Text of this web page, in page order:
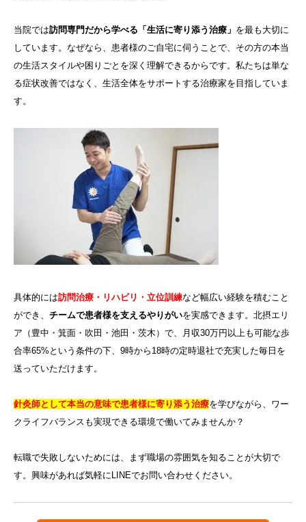
当院では訪問専門だから学べる「生活に寄り添う治療」 を最も大切に
しています。なぜなら、患者様のご自宅に伺うことで、その方の本当
の生活スタイルや困りごとを深く理解できるからです。私たちは単な
る症状改善ではなく、生活全体をサポートする治療家を目指していま
す。
具体的には訪問治療・リハビリ・立位訓練など幅広い経験を積むこと
ができ、 チームで患者様を支えるやりがいを実感できます。北摂エリ
ア（豊中・箕面・吹田・池田・茨木）で、月収30万円以上も可能な歩
合率65%という条件の下、9時から18時の定時退社で充実した毎日を
送っていただけます。
針灸師として本当の意味で患者様に寄り添う治療を学びながら、ワー
クライフバランスも実現できる環境で働いてみませんか？
転職で失敗しないためには、まず職場の雰囲気を知ることが大切で
す。興味があれば気軽にLINEでお問い合わせください。